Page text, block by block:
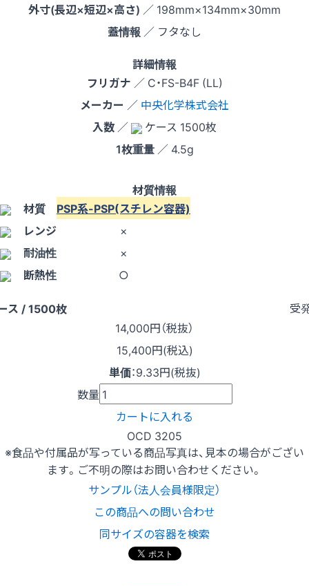
外寸(長辺×短辺×高さ) ／ 198mm×134mm×30mm
蓋情報 ／ フタなし
詳細情報
フリガナ ／ C・FS-B4F (LL)
メーカー ／ 中央化学株式会社
入数 ／
ケース 1500枚
1枚重量／ 4.5g
材質情報
材質 PSP系-PSP(スチレン容器)
レンジ
×
耐油性
×
断熱性
○
ス / 1500枚
受
14,000円（税抜）
15,400円(税込)
単価：9.33円(税抜)
数量
カートに入れる
OCD 3205
※食品や付属品が写っている商品写真は、見本の場合がござい
ます。ご不明の際はお問い合わせください。
サンプル（法人会員様限定）
この商品への問い合わせ
同サイズの容器を検索